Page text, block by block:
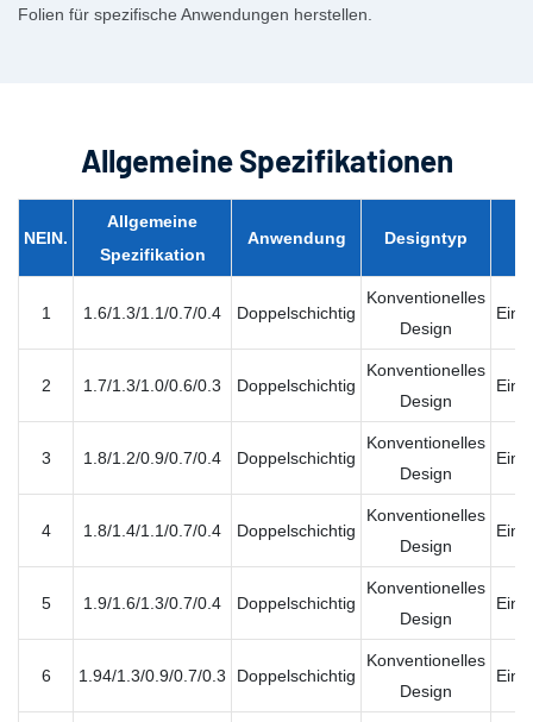
Folien für spezifische Anwendungen herstellen.
Allgemeine Spezifikationen
NEIN.
Allgemeine
Spezifikation
Anwendung Designtyp
1 1.6/1.3/1.1/0.7/0.4 Doppelschichtig
Konventionelles
Design
2 1.7/1.3/1.0/0.6/0.3 Doppelschichtig
Konventionelles
Design
3 1.8/1.2/0.9/0.7/0.4 Doppelschichtig
Konventionelles
Design
4 1.8/1.4/1.1/0.7/0.4 Doppelschichtig
Konventionelles
Design
5 1.9/1.6/1.3/0.7/0.4 Doppelschichtig
Konventionelles
Design
6 1.94/1.3/0.9/0.7/0.3 Doppelschichtig
Konventionelles
Design